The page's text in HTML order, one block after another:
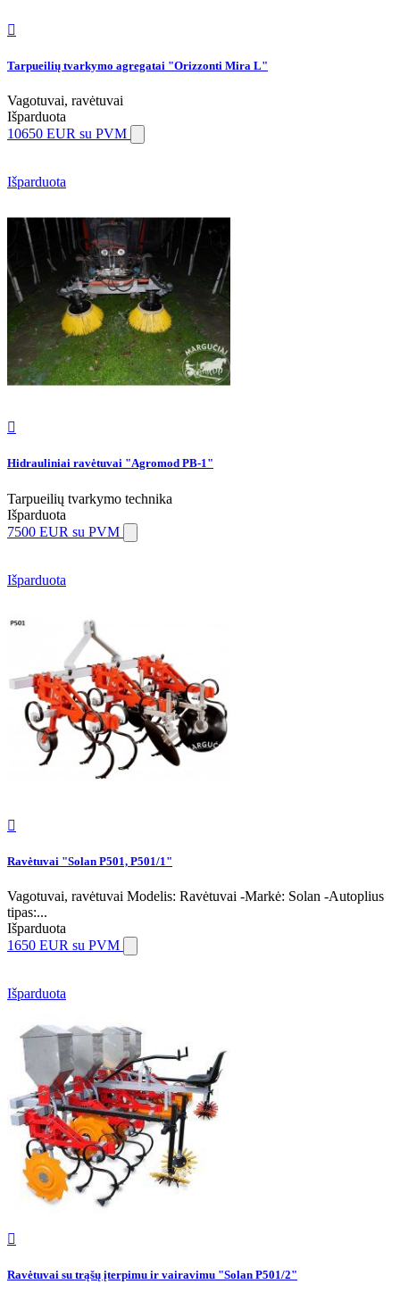

Tarpueilių tvarkymo agregatai "Orizzonti Mira L"
Vagotuvai, ravėtuvai
Išparduota
10650 EUR su PVM
Išparduota

Hidrauliniai ravėtuvai "Agromod PB-1"
Tarpueilių tvarkymo technika
Išparduota
7500 EUR su PVM
Išparduota

Ravėtuvai "Solan P501, P501/1"
Vagotuvai, ravėtuvai Modelis: Ravėtuvai -Markė: Solan -Autoplius
tipas:...
Išparduota
1650 EUR su PVM
Išparduota

Ravėtuvai su trąšų įterpimu ir vairavimu "Solan P501/2"